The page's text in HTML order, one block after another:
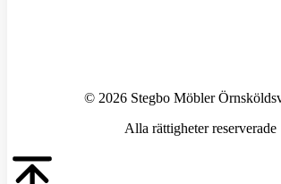
© 2026 Stegbo Möbler
Alla rättigheter reserverade